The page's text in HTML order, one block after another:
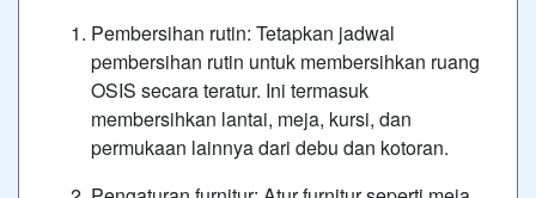
Pembersihan rutin: Tetapkan jadwal
pembersihan rutin untuk membersihkan ruang
OSIS secara teratur. Ini termasuk
membersihkan lantai, meja, kursi, dan
permukaan lainnya dari debu dan kotoran.